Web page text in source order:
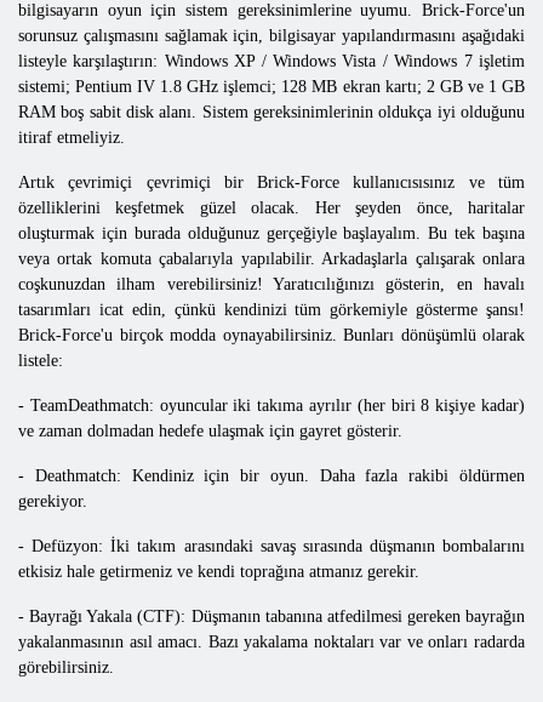
bilgisayarın oyun için sistem gereksinimlerine uyumu. Brick-Force'un
sorunsuz çalışmasını sağlamak için, bilgisayar yapılandırmasını aşağıdaki
listeyle karşılaştırın: Windows XP / Windows Vista / Windows 7 işletim
sistemi; Pentium IV 1.8 GHz işlemci; 128 MB ekran kartı; 2 GB ve 1 GB
RAM boş sabit disk alanı. Sistem gereksinimlerinin oldukça iyi olduğunu
itiraf etmeliyiz.
Artık çevrimiçi çevrimiçi bir Brick-Force kullanıcısısınız ve tüm
özelliklerini keşfetmek güzel olacak. Her şeyden önce, haritalar
oluşturmak için burada olduğunuz gerçeğiyle başlayalım. Bu tek başına
veya ortak komuta çabalarıyla yapılabilir. Arkadaşlarla çalışarak onlara
coşkunuzdan ilham verebilirsiniz! Yaratıcılığınızı gösterin, en havalı
tasarımları icat edin, çünkü kendinizi tüm görkemiyle gösterme şansı!
Brick-Force'u birçok modda oynayabilirsiniz. Bunları dönüşümlü olarak
listele:
- TeamDeathmatch: oyuncular iki takıma ayrılır (her biri 8 kişiye kadar)
ve zaman dolmadan hedefe ulaşmak için gayret gösterir.
- Deathmatch: Kendiniz için bir oyun. Daha fazla rakibi öldürmen
gerekiyor.
- Defüzyon: İki takım arasındaki savaş sırasında düşmanın bombalarını
etkisiz hale getirmeniz ve kendi toprağına atmanız gerekir.
- Bayrağı Yakala (CTF): Düşmanın tabanına atfedilmesi gereken bayrağın
yakalanmasının asıl amacı. Bazı yakalama noktaları var ve onları radarda
görebilirsiniz.